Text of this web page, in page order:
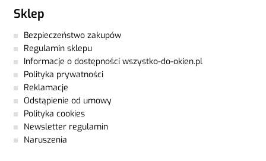
Sklep
Bezpieczeństwo zakupów
Regulamin sklepu
Informacje o dostępności wszystko-do-okien.pl
Polityka prywatności
Reklamacje
Odstąpienie od umowy
Polityka cookies
Newsletter regulamin
Naruszenia